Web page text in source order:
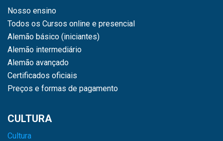
Nosso ensino
Todos os Cursos online e presencial
Alemão básico (iniciantes)
Alemão intermediário
Alemão avançado
Certificados oficiais
Preços e formas de pagamento
CULTURA
Cultura